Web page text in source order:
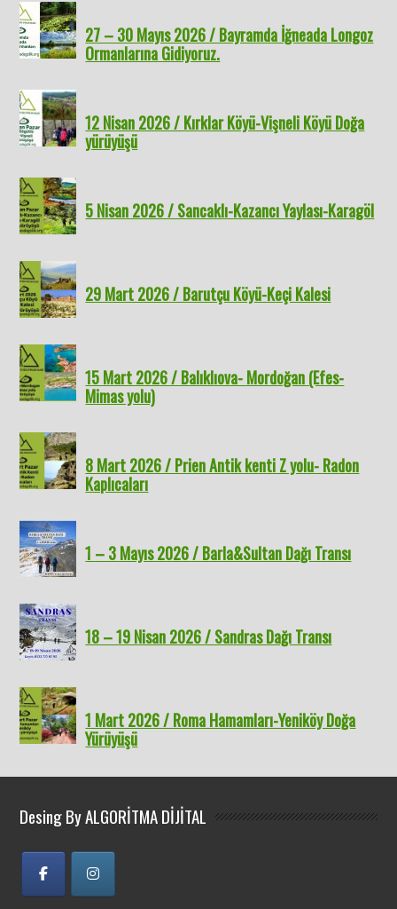
27 – 30 Mayıs 2026 / Bayramda İğneada Longoz
Ormanlarına Gidiyoruz.
12 Nisan 2026 / Kırklar Köyü-Vişneli Köyü Doğa
yürüyüşü
5 Nisan 2026 / Sancaklı-Kazancı Yaylası-Karagöl
29 Mart 2026 / Barutçu Köyü-Keçi Kalesi
15 Mart 2026 / Balıklıova- Mordoğan (Efes-
Mimas yolu)
8 Mart 2026 / Prien Antik kenti Z yolu- Radon
Kaplıcaları
1 – 3 Mayıs 2026 / Barla&Sultan Dağı Transı
18 – 19 Nisan 2026 / Sandras Dağı Transı
1 Mart 2026 / Roma Hamamları-Yeniköy Doğa
Yürüyüşü
Desing By ALGORİTMA DİJİTAL